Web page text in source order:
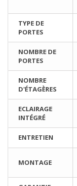
TYPE DE
PORTES
NOMBRE DE
PORTES
NOMBRE
D'ÉTAGÈRES
ECLAIRAGE
INTÉGRÉ
ENTRETIEN
MONTAGE